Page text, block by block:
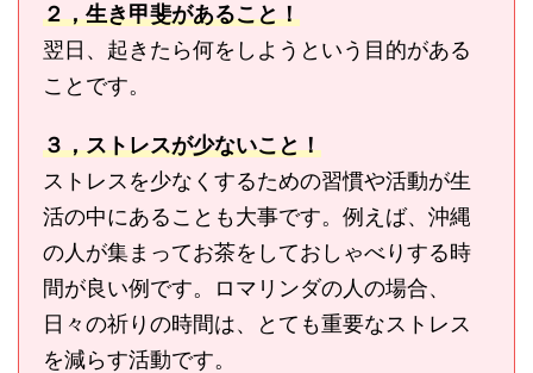
２，生き甲斐があること！
翌日、起きたら何をしようという目的がある
ことです。
３，ストレスが少ないこと！
ストレスを少なくするための習慣や活動が生
活の中にあることも大事です。例えば、沖縄
の人が集まってお茶をしておしゃべりする時
間が良い例です。ロマリンダの人の場合、
日々の祈りの時間は、とても重要なストレス
を減らす活動です。